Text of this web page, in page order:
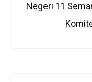
Negeri 11